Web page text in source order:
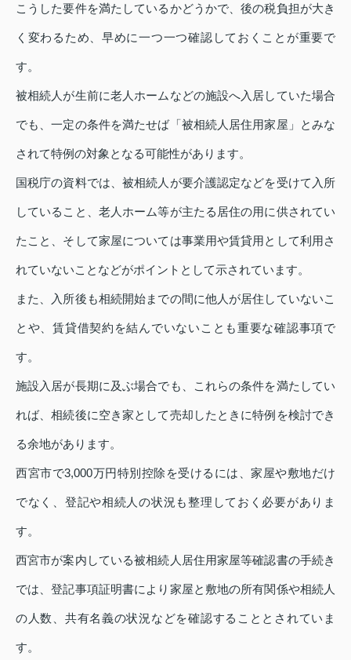
こうした要件を満たしているかどうかで、後の税負担が大き
く変わるため、早めに一つ一つ確認しておくことが重要で
す。
被相続人が生前に老人ホームなどの施設へ入居していた場合
でも、一定の条件を満たせば「被相続人居住用家屋」とみな
されて特例の対象となる可能性があります。
国税庁の資料では、被相続人が要介護認定などを受けて入所
していること、老人ホーム等が主たる居住の用に供されてい
たこと、そして家屋については事業用や賃貸用として利用さ
れていないことなどがポイントとして示されています。
また、入所後も相続開始までの間に他人が居住していないこ
とや、賃貸借契約を結んでいないことも重要な確認事項で
す。
施設入居が長期に及ぶ場合でも、これらの条件を満たしてい
れば、相続後に空き家として売却したときに特例を検討でき
る余地があります。
西宮市で3,000万円特別控除を受けるには、家屋や敷地だけ
でなく、登記や相続人の状況も整理しておく必要がありま
す。
西宮市が案内している被相続人居住用家屋等確認書の手続き
では、登記事項証明書により家屋と敷地の所有関係や相続人
の人数、共有名義の状況などを確認することとされていま
す。